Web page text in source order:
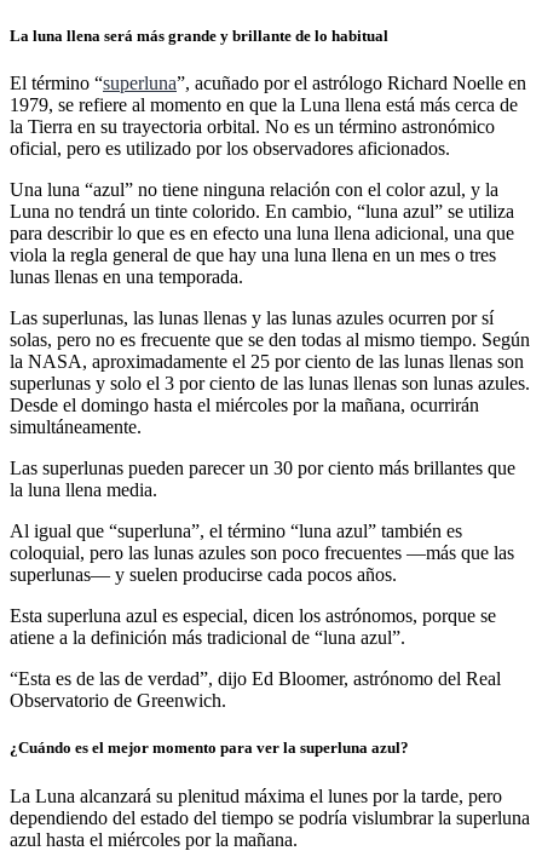
La luna llena será más grande y brillante de lo habitual
El término “superluna”, acuñado por el astrólogo Richard Noelle en
1979, se refiere al momento en que la Luna llena está más cerca de
la Tierra en su trayectoria orbital. No es un término astronómico
oficial, pero es utilizado por los observadores aficionados.
Una luna “azul” no tiene ninguna relación con el color azul, y la
Luna no tendrá un tinte colorido. En cambio, “luna azul” se utiliza
para describir lo que es en efecto una luna llena adicional, una que
viola la regla general de que hay una luna llena en un mes o tres
lunas llenas en una temporada.
Las superlunas, las lunas llenas y las lunas azules ocurren por sí
solas, pero no es frecuente que se den todas al mismo tiempo. Según
la NASA, aproximadamente el 25 por ciento de las lunas llenas son
superlunas y solo el 3 por ciento de las lunas llenas son lunas azules.
Desde el domingo hasta el miércoles por la mañana, ocurrirán
simultáneamente.
Las superlunas pueden parecer un 30 por ciento más brillantes que
la luna llena media.
Al igual que “superluna”, el término “luna azul” también es
coloquial, pero las lunas azules son poco frecuentes —más que las
superlunas— y suelen producirse cada pocos años.
Esta superluna azul es especial, dicen los astrónomos, porque se
atiene a la definición más tradicional de “luna azul”.
“Esta es de las de verdad”, dijo Ed Bloomer, astrónomo del Real
Observatorio de Greenwich.
¿Cuándo es el mejor momento para ver la superluna azul?
La Luna alcanzará su plenitud máxima el lunes por la tarde, pero
dependiendo del estado del tiempo se podría vislumbrar la superluna
azul hasta el miércoles por la mañana.